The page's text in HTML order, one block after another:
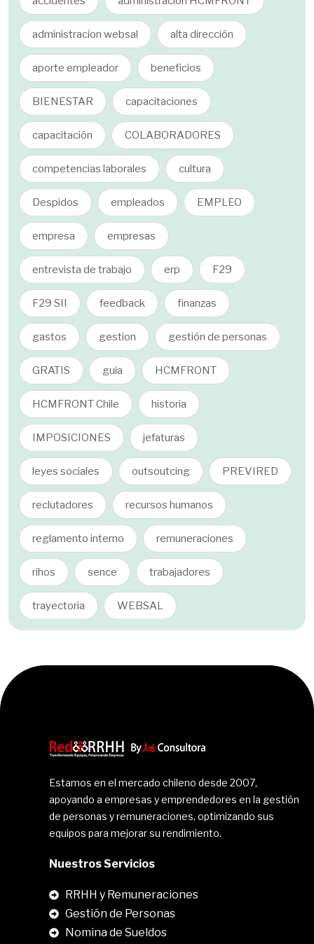
administracion websal alta dirección
aporte empleador beneficios
BIENESTAR capacitaciones
capacitación COLABORADORES
competencias laborales cultura
Despidos empleados EMPLEO
empresa empresas
entrevista de trabajo erp F29
F29 SII feedback finanzas
gastos gestion gestión de personas
GRATIS guia HCMFRONT
HCMFRONT Chile historia
IMPOSICIONES jefaturas
leyes sociales outsoutcing PREVIRED
reclutadores recursos humanos
reglamento interno remuneraciones
rihos sence trabajadores
trayectoria WEBSAL
Estamos en el mercado chileno desde 2007,
apoyando a empresas y emprendedores en la gestión
de personas y remuneraciones, optimizando sus
equipos para mejorar su rendimiento.
Nuestros Servicios
RRHH y Remuneraciones
Gestión de Personas
Nomina de Sueldos